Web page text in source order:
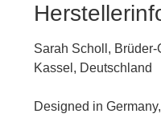
Sarah Scholl,
Kassel, Deutschland
Designed in